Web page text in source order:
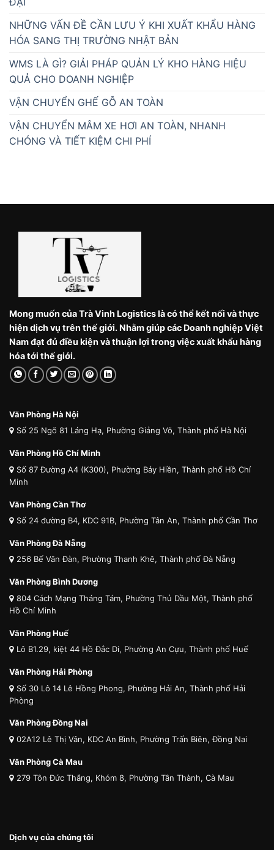
NHỮNG VẤN ĐỀ CẦN LƯU Ý KHI XUẤT KHẨU HÀNG
HÓA SANG THỊ TRƯỜNG NHẬT BẢN
WMS LÀ GÌ? GIẢI PHÁP QUẢN LÝ KHO HÀNG HIỆU
QUẢ CHO DOANH NGHIỆP
VẬN CHUYỂN GHẾ GỖ AN TOÀN
VẬN CHUYỂN MÂM XE HƠI AN TOÀN, NHANH
CHÓNG VÀ TIẾT KIỆM CHI PHÍ
Mong muốn của Trà Vinh Logistics là có thể kết nối và thực
hiện dịch vụ trên thế giới. Nhằm giúp các Doanh nghiệp Việt
Nam đạt đủ điều kiện và thuận lợi trong việc xuất khẩu hàng
hóa tới thế giới.
Văn Phòng Hà Nội
Số 25 Ngõ 81 Láng Hạ, Phường Giảng Võ, Thành phố Hà Nội
Văn Phòng Hồ Chí Minh
Số 87 Đường A4 (K300), Phường Bảy Hiền, Thành phố Hồ Chí
Minh
Văn Phòng Cần Thơ
Số 24 đường B4, KDC 91B, Phường Tân An, Thành phố Cần Thơ
Văn Phòng Đà Nẵng
256 Bế Văn Đàn, Phường Thanh Khê, Thành phố Đà Nẵng
Văn Phòng Bình Dương
804 Cách Mạng Tháng Tám, Phường Thủ Dầu Một, Thành phố
Hồ Chí Minh
Văn Phòng Huế
Lô B1.29, kiệt 44 Hồ Đắc Di, Phường An Cựu, Thành phố Huế
Văn Phòng Hải Phòng
Số 30 Lô 14 Lê Hồng Phong, Phường Hải An, Thành phố Hải
Phòng
Văn Phòng Đồng Nai
02A12 Lê Thị Vân, KDC An Bình, Phường Trấn Biên, Đồng Nai
Văn Phòng Cà Mau
279 Tôn Đức Thắng, Khóm 8, Phường Tân Thành, Cà Mau
Dịch vụ của chúng tôi